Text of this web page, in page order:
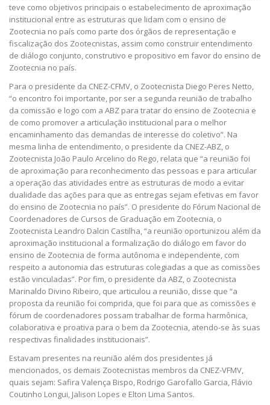
teve como objetivos principais o estabelecimento de aproximação
institucional entre as estruturas que lidam com o ensino de
Zootecnia no país como parte dos órgãos de representação e
fiscalização dos Zootecnistas, assim como construir entendimento
de diálogo conjunto, construtivo e propositivo em favor do ensino de
Zootecnia no país.
Para o presidente da CNEZ-CFMV, o Zootecnista Diego Peres Netto,
“o encontro foi importante, por ser a segunda reunião de trabalho
da comissão e logo com a ABZ para tratar do ensino de Zootecnia e
de como promover a articulação institucional para o melhor
encaminhamento das demandas de interesse do coletivo”. Na
mesma linha de entendimento, o presidente da CNEZ-ABZ, o
Zootecnista João Paulo Arcelino do Rego, relata que “a reunião foi
de aproximação para reconhecimento das pessoas e para articular
a operação das atividades entre as estruturas de modo a evitar
dualidade das ações para que as entregas sejam efetivas em favor
do ensino de Zootecnia no país”. O presidente do Fórum Nacional de
Coordenadores de Cursos de Graduação em Zootecnia, o
Zootecnista Leandro Dalcin Castilha, “a reunião oportunizou além da
aproximação institucional a formalização do diálogo em favor do
ensino de Zootecnia de forma autônoma e independente, com
respeito a autonomia das estruturas colegiadas a que as comissões
estão vinculadas”. Por fim, o presidente da ABZ, o Zootecnista
Marinaldo Divino Ribeiro, que articulou a reunião, disse que “a
proposta da reunião foi comprida, que foi para que as comissões e
fórum de coordenadores possam trabalhar de forma harmônica,
colaborativa e proativa para o bem da Zootecnia, atendo-se às suas
respectivas finalidades institucionais”.
Estavam presentes na reunião além dos presidentes já
mencionados, os demais Zootecnistas membros da CNEZ-VFMV,
quais sejam: Safira Valença Bispo, Rodrigo Garofallo Garcia, Flávio
Coutinho Longui, Jalison Lopes e Elton Lima Santos.